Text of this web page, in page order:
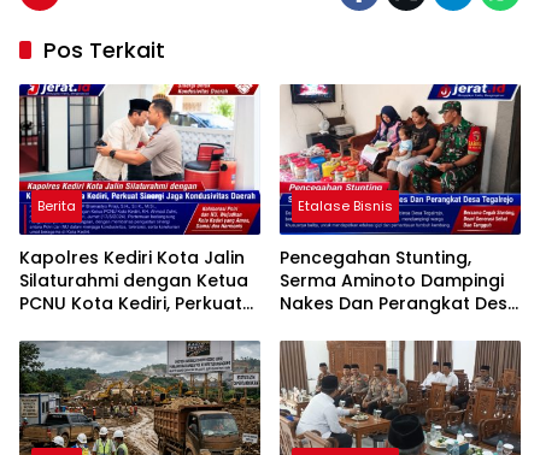
Pos Terkait
Berita
Kapolres Kediri Kota Jalin
Silaturahmi dengan Ketua
PCNU Kota Kediri, Perkuat
Daerah
Etalase Bisnis
Pencegahan Stunting,
Serma Aminoto Dampingi
Nakes Dan Perangkat Desa